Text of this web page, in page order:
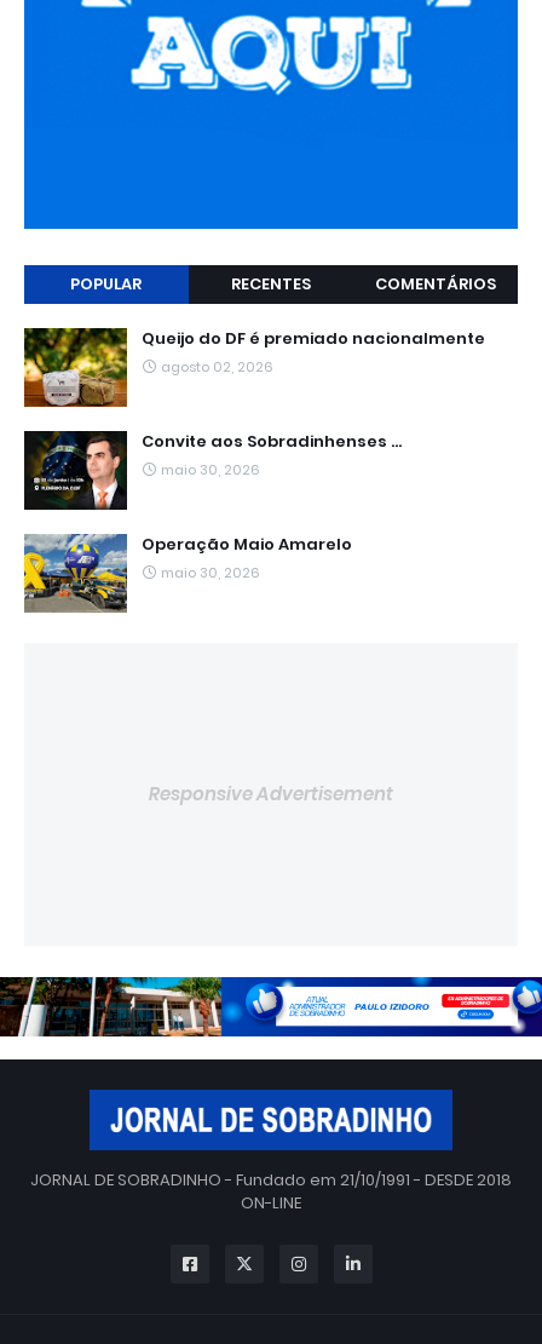
POPULAR RECENTES COMENTÁRIOS
Queijo do DF é premiado nacionalmente
agosto 02, 2026
Convite aos Sobradinhenses ...
maio 30, 2026
Operação Maio Amarelo
maio 30, 2026
Responsive Advertisement
JORNAL DE SOBRADINHO - Fundado em 21/10/1991 - DESDE 2018
ON-LINE